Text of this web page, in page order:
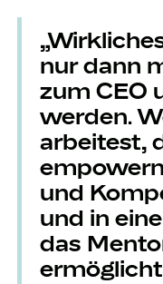
nur dann
zum CEO
werden.
arbeitest,
und
und in
das